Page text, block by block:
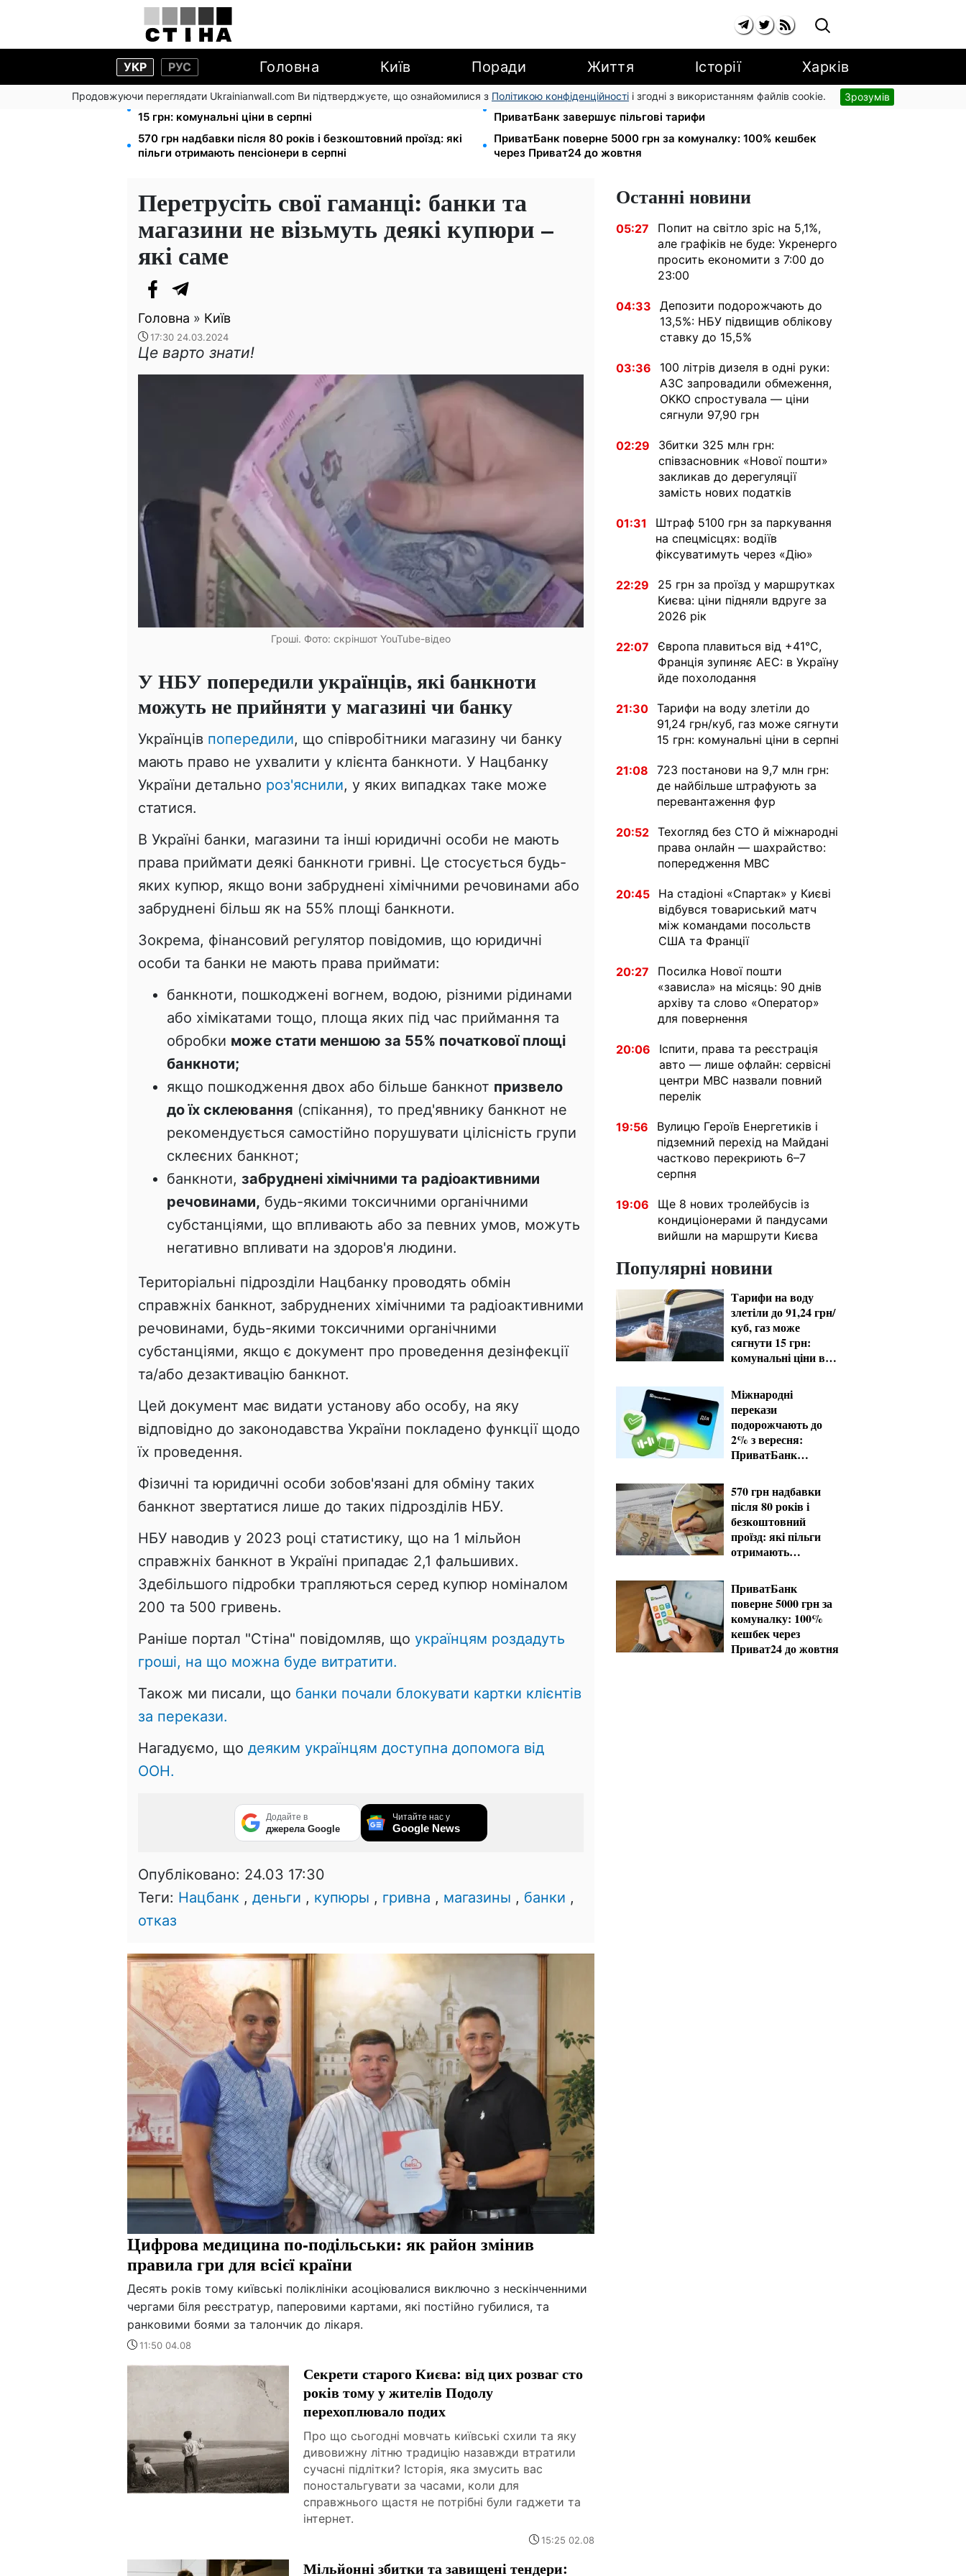
УКР РУС Головна Київ Поради Життя Історії Харків
Продовжуючи переглядати Ukrainianwall.com Ви підтверджуєте, що ознайомилися з Політикою конфіденційності і згодні з використанням файлів cookie. Зрозумів
Тарифи на воду злетіли до 91,24 грн/куб, газ може сягнути
15 грн: комунальні ціни в серпні
Міжнародні перекази подорожчають до 2% з вересня:
ПриватБанк завершує пільгові тарифи
570 грн надбавки після 80 років і безкоштовний проїзд: які
пільги отримають пенсіонери в серпні
ПриватБанк поверне 5000 грн за комуналку: 100% кешбек
через Приват24 до жовтня
Перетрусіть свої гаманці: банки та
магазини не візьмуть деякі купюри –
які саме
Головна » Київ
17:30 24.03.2024
Це варто знати!
Гроші. Фото: скріншот YouTube-відео
У НБУ попередили українців, які банкноти
можуть не прийняти у магазині чи банку
Українців попередили, що співробітники магазину чи банку
мають право не ухвалити у клієнта банкноти. У Нацбанку
України детально роз'яснили, у яких випадках таке може
статися.
В Україні банки, магазини та інші юридичні особи не мають
права приймати деякі банкноти гривні. Це стосується будь-
яких купюр, якщо вони забруднені хімічними речовинами або
забруднені більш як на 55% площі банкноти.
Зокрема, фінансовий регулятор повідомив, що юридичні
особи та банки не мають права приймати:
банкноти, пошкоджені вогнем, водою, різними рідинами
або хімікатами тощо, площа яких під час приймання та
обробки може стати меншою за 55% початкової площі
банкноти;
якщо пошкодження двох або більше банкнот призвело
до їх склеювання (спікання), то пред'явнику банкнот не
рекомендується самостійно порушувати цілісність групи
склеєних банкнот;
банкноти, забруднені хімічними та радіоактивними
речовинами, будь-якими токсичними органічними
субстанціями, що впливають або за певних умов, можуть
негативно впливати на здоров'я людини.
Територіальні підрозділи Нацбанку проводять обмін
справжніх банкнот, забруднених хімічними та радіоактивними
речовинами, будь-якими токсичними органічними
субстанціями, якщо є документ про проведення дезінфекції
та/або дезактивацію банкнот.
Цей документ має видати установу або особу, на яку
відповідно до законодавства України покладено функції щодо
їх проведення.
Фізичні та юридичні особи зобов'язані для обміну таких
банкнот звертатися лише до таких підрозділів НБУ.
НБУ наводив у 2023 році статистику, що на 1 мільйон
справжніх банкнот в Україні припадає 2,1 фальшивих.
Здебільшого підробки трапляються серед купюр номіналом
200 та 500 гривень.
Раніше портал "Стіна" повідомляв, що українцям роздадуть
гроші, на що можна буде витратити.
Також ми писали, що банки почали блокувати картки клієнтів
за перекази.
Нагадуємо, що деяким українцям доступна допомога від
ООН.
Додайте в
джерела Google
Читайте нас у
Google News
Опубліковано: 24.03 17:30
Теги: Нацбанк , деньги , купюры , гривна , магазины , банки ,
отказ
Цифрова медицина по-подільськи: як район змінив
правила гри для всієї країни
Десять років тому київські поліклініки асоціювалися виключно з нескінченними
чергами біля реєстратур, паперовими картами, які постійно губилися, та
ранковими боями за талончик до лікаря.
11:50 04.08
Секрети старого Києва: від цих розваг сто
років тому у жителів Подолу
перехоплювало подих
Про що сьогодні мовчать київські схили та яку
дивовижну літню традицію назавжди втратили
сучасні підлітки? Історія, яка змусить вас
поностальгувати за часами, коли для
справжнього щастя не потрібні були гаджети та
інтернет.
15:25 02.08
Мільйонні збитки та завищені тендери:
Останні новини
05:27
Попит на світло зріс на 5,1%,
але графіків не буде: Укренерго
просить економити з 7:00 до
23:00
04:33
Депозити подорожчають до
13,5%: НБУ підвищив облікову
ставку до 15,5%
03:36
100 літрів дизеля в одні руки:
АЗС запровадили обмеження,
OKKO спростувала — ціни
сягнули 97,90 грн
02:29
Збитки 325 млн грн:
співзасновник «Нової пошти»
закликав до дерегуляції
замість нових податків
01:31
Штраф 5100 грн за паркування
на спецмісцях: водіїв
фіксуватимуть через «Дію»
22:29
25 грн за проїзд у маршрутках
Києва: ціни підняли вдруге за
2026 рік
22:07
Європа плавиться від +41°C,
Франція зупиняє АЕС: в Україну
йде похолодання
21:30 Тарифи на воду злетіли до
91,24 грн/куб, газ може сягнути
15 грн: комунальні ціни в серпні
21:08
723 постанови на 9,7 млн грн:
де найбільше штрафують за
перевантаження фур
20:52 Техогляд без СТО й міжнародні
права онлайн — шахрайство:
попередження МВС
20:45
На стадіоні «Спартак» у Києві
відбувся товариський матч
між командами посольств
США та Франції
20:27
Посилка Нової пошти
«зависла» на місяць: 90 днів
архіву та слово «Оператор»
для повернення
20:06
Іспити, права та реєстрація
авто — лише офлайн: сервісні
центри МВС назвали повний
перелік
19:56
Вулицю Героїв Енергетиків і
підземний перехід на Майдані
частково перекриють 6–7
серпня
19:06
Ще 8 нових тролейбусів із
кондиціонерами й пандусами
вийшли на маршрути Києва
Популярні новини
Тарифи на воду
злетіли до 91,24 грн/
куб, газ може
сягнути 15 грн:
комунальні ціни в
Міжнародні
перекази
подорожчають до
2% з вересня:
ПриватБанк
тарифи
570 грн надбавки
після 80 років і
безкоштовний
проїзд: які пільги
отримають
ПриватБанк
поверне 5000 грн за
комуналку: 100%
кешбек через
Приват24 до жовтня